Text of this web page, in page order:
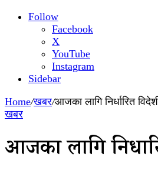
Follow
Facebook
X
YouTube
Instagram
Sidebar
Home/खबर/आजका लागि निर्धारित
खबर
आजका लागि